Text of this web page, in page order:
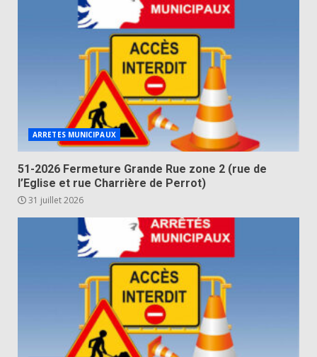
ARRETES MUNICIPAUX
51-2026 Fermeture Grande Rue zone 2 (rue de
l’Eglise et rue Charrière de Perrot)
31 juillet 2026